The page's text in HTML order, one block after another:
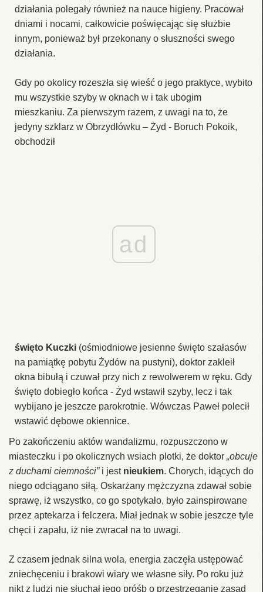
działania polegały również na nauce higieny. Pracował
dniami i nocami, całkowicie poświęcając się służbie
innym, ponieważ był przekonany o słuszności swego
działania.
Gdy po okolicy rozeszła się wieść o jego praktyce, wybito
mu wszystkie szyby w oknach w i tak ubogim
mieszkaniu. Za pierwszym razem, z uwagi na to, że
jedyny szklarz w Obrzydłówku – Żyd - Boruch Pokoik,
obchodził
ad
święto Kuczki (ośmiodniowe jesienne święto szałasów
na pamiątkę pobytu Żydów na pustyni), doktor zakleił
okna bibułą i czuwał przy nich z rewolwerem w ręku. Gdy
święto dobiegło końca - Żyd wstawił szyby, lecz i tak
wybijano je jeszcze parokrotnie. Wówczas Paweł polecił
wstawić dębowe okiennice.
Po zakończeniu aktów wandalizmu, rozpuszczono w
miasteczku i po okolicznych wsiach plotki, że doktor „obcuje
z duchami ciemności”i jest nieukiem. Chorych, idących do
niego odciągano siłą. Oskarżany mężczyzna zdawał sobie
sprawę, iż wszystko, co go spotykało, było zainspirowane
przez aptekarza i felczera. Miał jednak w sobie jeszcze tyle
chęci i zapału, iż nie zwracał na to uwagi.
Z czasem jednak silna wola, energia zaczęła ustępować
zniechęceniu i brakowi wiary we własne siły. Po roku już
nikt z ludzi nie słuchał jego próśb o przestrzeganie zasad